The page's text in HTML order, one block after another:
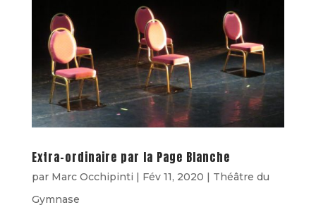
Extra-ordinaire par la Page Blanche
par Marc Occhipinti Fév 11, 2020
Théâtre du
Gymnase